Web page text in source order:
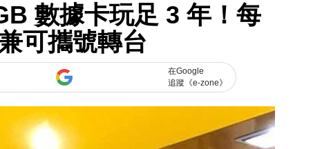
數據卡玩足 3 年！每
可攜號轉台
在Google
追蹤《e-zone》